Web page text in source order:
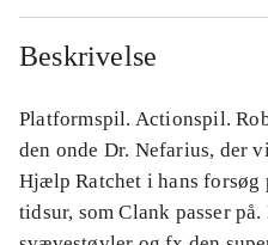
Beskrivelse
Platformspil. Actionspil.
den onde Dr. Nefarius, der
Hjælp Ratchet i hans forsøg
tidsur, som Clank passer